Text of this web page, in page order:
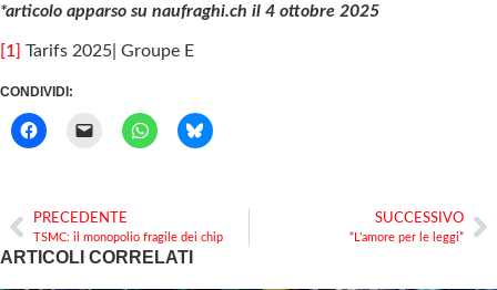
*articolo apparso su naufraghi.ch il 4 ottobre 2025
[1] Tarifs 2025| Groupe E
CONDIVIDI:
PRECEDENTE
TSMC: il monopolio fragile dei chip
SUCCESSIVO
“L’amore per le leggi”
ARTICOLI CORRELATI